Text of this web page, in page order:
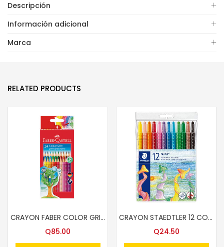
Descripción
Información adicional
Marca
RELATED PRODUCTS
CRAYON FABER COLOR GRIP 24 COLS.112424
Q85.00
CRAYON STAEDTLER 12 COLORES GIRABLES NC 221 NWP12
Q24.50